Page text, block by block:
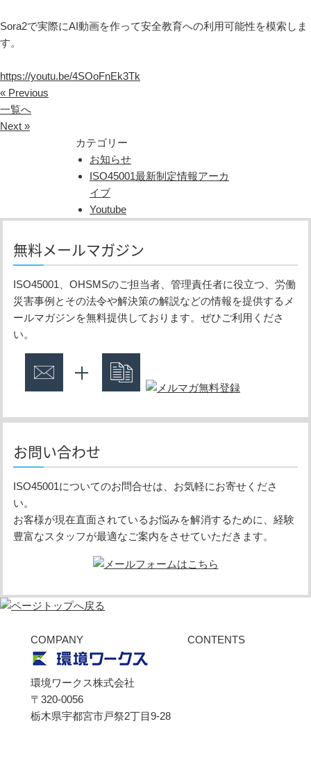
Sora2で実際にAI動画を作って安全教育への利用可能性を模索しま
す。
https://youtu.be/4SOoFnEk3Tk
« Previous
一覧へ
Next »
カテゴリー
お知らせ
ISO45001最新制定情報アーカ
イブ
Youtube
無料メールマガジン
ISO45001、OHSMSのご担当者、管理責任者に役立つ、労働
災害事例とその法令や解決策の解説などの情報を提供するメ
ールマガジンを無料提供しております。ぜひご利用くださ
い。
お問い合わせ
ISO45001についてのお問合せは、お気軽にお寄せくださ
い。
お客様が現在直面されているお悩みを解消するために、経験
豊富なスタッフが最適なご案内をさせていただきます。
COMPANY
環境ワークス株式会社
〒320-0056
栃木県宇都宮市戸祭2丁目9-28
CONTENTS